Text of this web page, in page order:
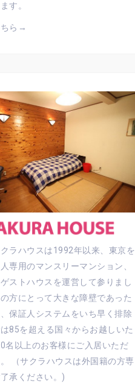
す。
ら→
ラハウスは1992年以来、東京を
専用のマンスリーマンション、
ストハウスを運営して参りまし
方にとって大きな障壁であった
保証人システムをいち早く排除
85を超える国々からお越しいた
名以上のお客様にご入居いただ
（サクラハウスは外国籍の方専
承ください。)